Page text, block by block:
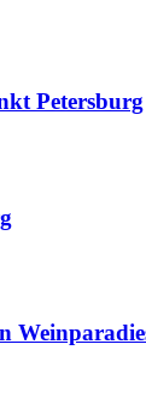
Petersburg